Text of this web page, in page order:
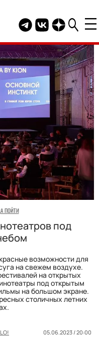
Telegram канал
Группа HELLO
Канал
ПОЙТИ
под
возможности для
на свежем воздухе.
на открытых
под открытым
на большом экране.
столичных летних
05.06.2023 / 20:00